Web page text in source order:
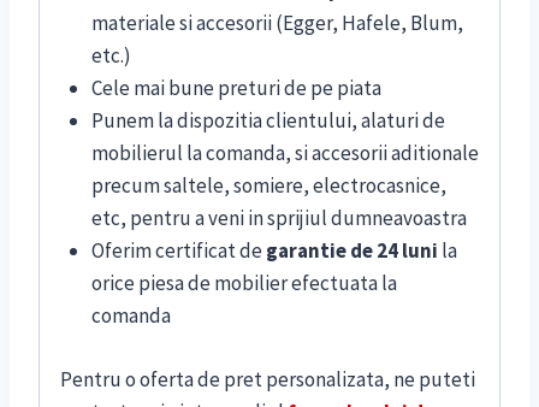
materiale si accesorii (Egger, Hafele, Blum,
etc.)
Cele mai bune preturi de pe piata
Punem la dispozitia clientului, alaturi de
mobilierul la comanda, si accesorii aditionale
precum saltele, somiere, electrocasnice,
etc, pentru a veni in sprijiul dumneavoastra
Oferim certificat degarantie de 24 luni la
orice piesa de mobilier efectuata la
comanda
Pentru o oferta de pret personalizata, ne puteti